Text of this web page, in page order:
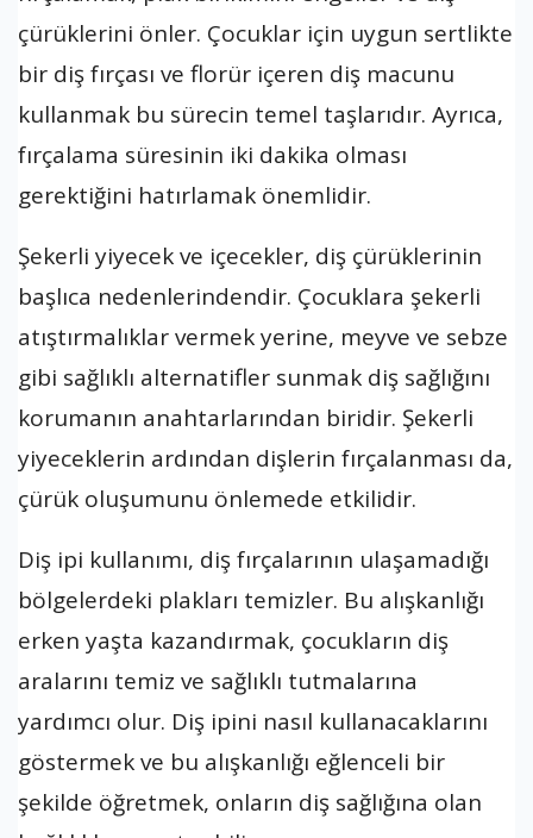
çürüklerini önler. Çocuklar için uygun sertlikte
bir diş fırçası ve florür içeren diş macunu
kullanmak bu sürecin temel taşlarıdır. Ayrıca,
fırçalama süresinin iki dakika olması
gerektiğini hatırlamak önemlidir.
Şekerli yiyecek ve içecekler, diş çürüklerinin
başlıca nedenlerindendir. Çocuklara şekerli
atıştırmalıklar vermek yerine, meyve ve sebze
gibi sağlıklı alternatifler sunmak diş sağlığını
korumanın anahtarlarından biridir. Şekerli
yiyeceklerin ardından dişlerin fırçalanması da,
çürük oluşumunu önlemede etkilidir.
Diş ipi kullanımı, diş fırçalarının ulaşamadığı
bölgelerdeki plakları temizler. Bu alışkanlığı
erken yaşta kazandırmak, çocukların diş
aralarını temiz ve sağlıklı tutmalarına
yardımcı olur. Diş ipini nasıl kullanacaklarını
göstermek ve bu alışkanlığı eğlenceli bir
şekilde öğretmek, onların diş sağlığına olan